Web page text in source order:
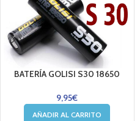
BATERÍA GOLISI S30 18650
9,95€
AÑADIR AL CARRITO